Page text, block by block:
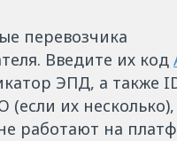
перевозчика
Введите их код
ЭПД, а также
(если их несколько),
работают на